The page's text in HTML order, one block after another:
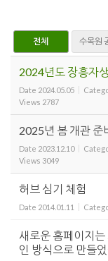
전체 수목원
2024년도 장흥자
Date 2024.05.05
Views 2787
2025년 봄 개관 준
Date 2023.12.10
Views 3049
허브 심기 체험
Date 2014.01.11
새로운 홈페이지
인 방식으로 만들